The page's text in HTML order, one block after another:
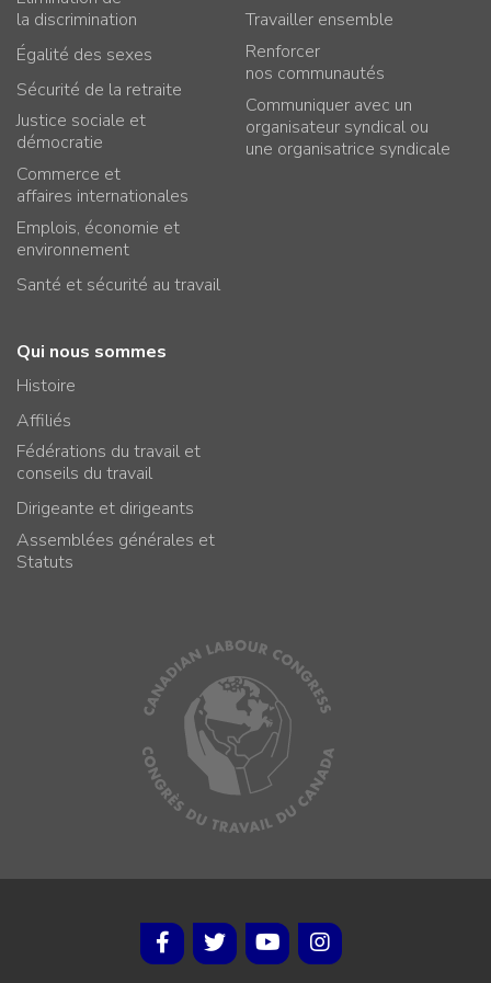
la discrimination
Égalité des sexes
Sécurité de la retraite
Justice sociale et
démocratie
Commerce et
affaires internationales
Emplois, économie et
environnement
Santé et sécurité au travail
Travailler ensemble
Renforcer
nos communautés
Communiquer avec un
organisateur syndical ou
une organisatrice syndicale
Qui nous sommes
Histoire
Affiliés
Fédérations du travail et
conseils du travail
Dirigeante et dirigeants
Assemblées générales et
Statuts